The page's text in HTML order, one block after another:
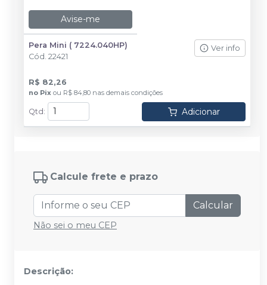
Avise-me
Pera Mini ( 7224.040HP)
Cód. 22421
Ver info
R$ 82,26
no Pix ou R$ 84,80 nas demais condições
Qtd : Adicionar
Calcule frete e prazo
Calcular
Não sei o meu CEP
Descrição: